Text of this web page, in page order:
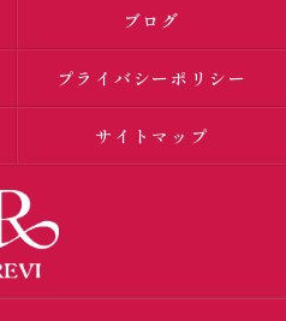
ブログ
プライバシーポリシー
サイトマップ